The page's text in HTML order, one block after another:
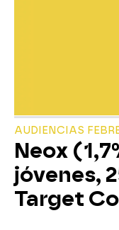
AUDIENCIAS
Neox
jóvenes,
Target